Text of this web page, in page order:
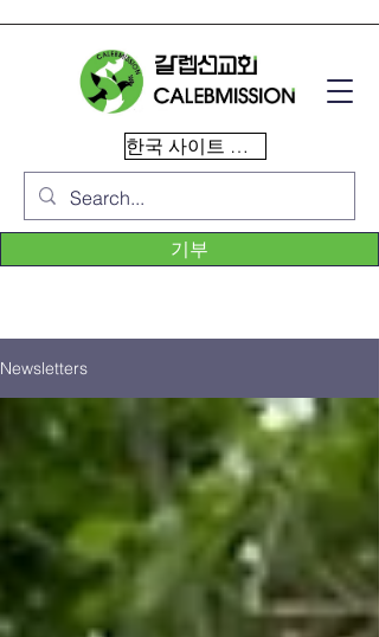
한국 사이트 이동
기부
Newsletters